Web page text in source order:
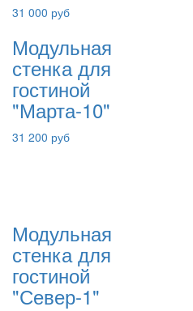
31 000 руб
Модульная
стенка для
гостиной
"Марта-10"
31 200 руб
Модульная
стенка для
гостиной
"Север-1"